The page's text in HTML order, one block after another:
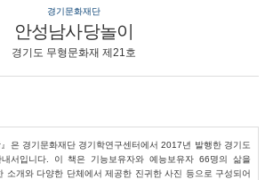
경기문화재단
안성남사당놀이
경기도 무형문화재 제21호
』은 경기문화재단 경기학연구센터에서 2017년 발행한 경기도
서입니다. 이 책은 기능보유자와 예능보유자 66명의 삶을
소개와 다양한 단체에서 제공한 진귀한 사진 등으로 구성되어